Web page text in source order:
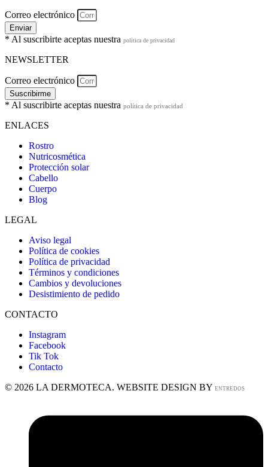
Correo electrónico
Enviar
* Al suscribirte aceptas nuestra política de privacidad
NEWSLETTER
Correo electrónico
Suscribirme
* Al suscribirte aceptas nuestra política de privacidad
ENLACES
Rostro
Nutricosmética
Protección solar
Cabello
Cuerpo
Blog
LEGAL
Aviso legal
Política de cookies
Política de privacidad
Términos y condiciones
Cambios y devoluciones
Desistimiento de pedido
CONTACTO
Instagram
Facebook
Tik Tok
Contacto
© 2026 LA DERMOTECA. WEBSITE DESIGN BY ENTREDOS